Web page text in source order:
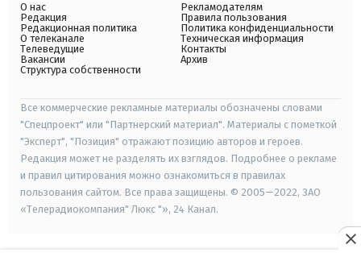
О нас
Редакция
Редакционная политика
О телеканале
Телеведущие
Вакансии
Структура собственности
Рекламодателям
Правила пользования
Политика конфиденциальности
Техническая информация
Контакты
Архив
Все коммерческие рекламные материалы обозначены словами
"Спецпроект" или "Партнерский материал". Материалы с пометкой
"Эксперт", "Позиция" отражают позицию авторов и героев.
Редакция может не разделять их взглядов. Подробнее о рекламе
и правил цитирования можно ознакомиться в правилах
пользования сайтом. Все права защищены. © 2005—2022, ЗАО
«Телерадиокомпания" Люкс "», 24 Канал.